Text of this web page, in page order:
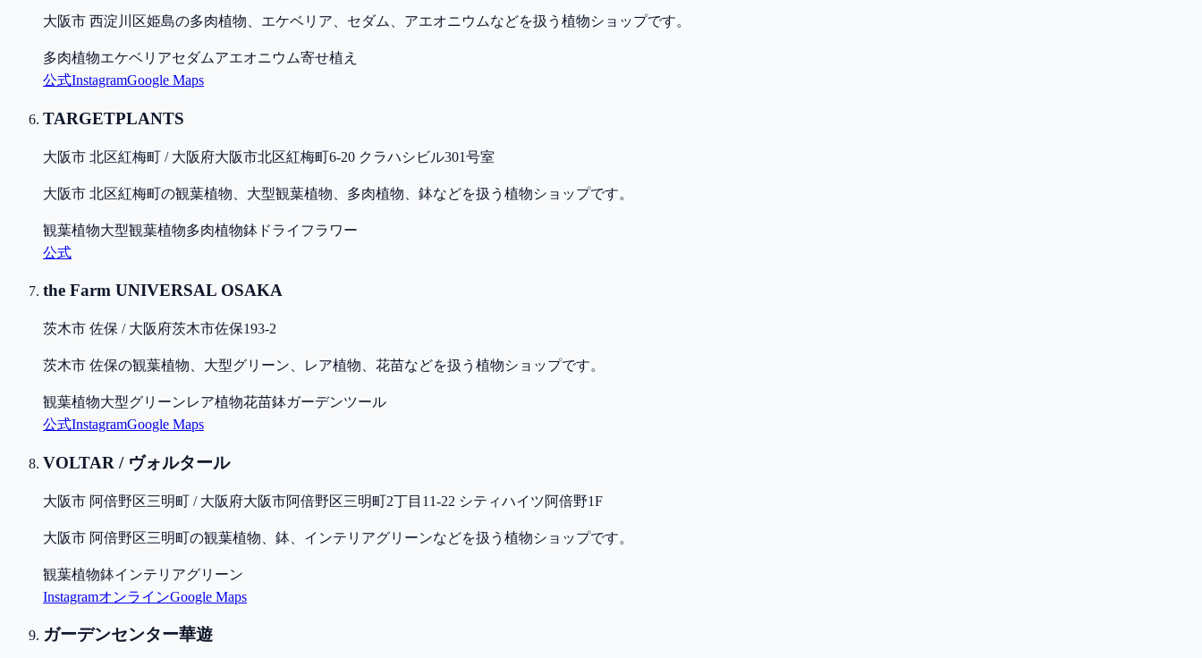
大阪市 西淀川区姫島の多肉植物、エケベリア、セダム、アエオニウムなどを扱う植物ショップです。
多肉植物エケベリアセダムアエオニウム寄せ植え
公式InstagramGoogle Maps
TARGETPLANTS
大阪市 北区紅梅町 / 大阪府大阪市北区紅梅町6-20 クラハシビル301号室
大阪市 北区紅梅町の観葉植物、大型観葉植物、多肉植物、鉢などを扱う植物ショップです。
観葉植物大型観葉植物多肉植物鉢 ドライフラワー
公式
the Farm UNIVERSAL OSAKA
茨木市 佐保 / 大阪府茨木市佐保193-2
茨木市 佐保の観葉植物、大型グリーン、レア植物、花苗などを扱う植物ショップです。
観葉植物大型グリーンレア植物花苗鉢ガーデンツール
公式InstagramGoogle Maps
VOLTAR / ヴォルタール
大阪市 阿倍野区三明町 / 大阪府大阪市阿倍野区三明町2丁目11-22 シティハイツ阿倍野1F
大阪市 阿倍野区三明町の観葉植物、鉢、インテリアグリーンなどを扱う植物ショップです。
観葉植物鉢インテリアグリーン
InstagramオンラインGoogle Maps
ガーデンセンター華遊